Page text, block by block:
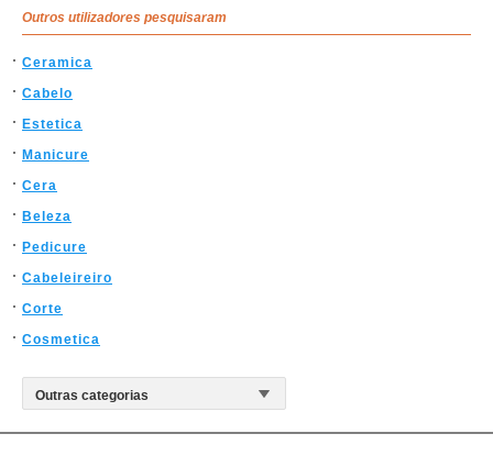
Outros utilizadores pesquisaram
Ceramica
Cabelo
Estetica
Manicure
Cera
Beleza
Pedicure
Cabeleireiro
Corte
Cosmetica